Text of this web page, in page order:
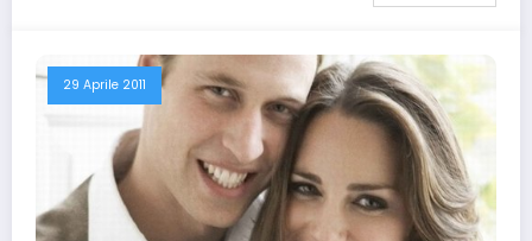
29 Aprile 2011